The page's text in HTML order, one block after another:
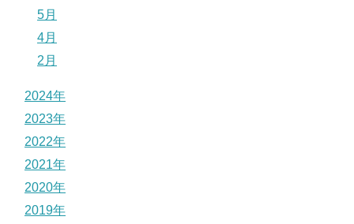
5月
4月
2月
2024年
2023年
2022年
2021年
2020年
2019年